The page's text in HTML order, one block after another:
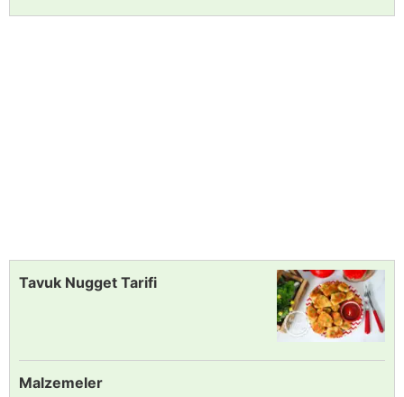
Tavuk Nugget Tarifi
Malzemeler